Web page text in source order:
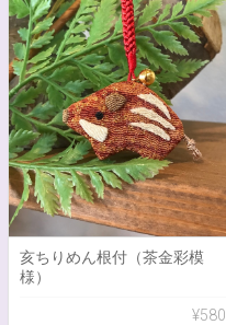
亥ちりめん根付（茶金彩模
様）
¥580